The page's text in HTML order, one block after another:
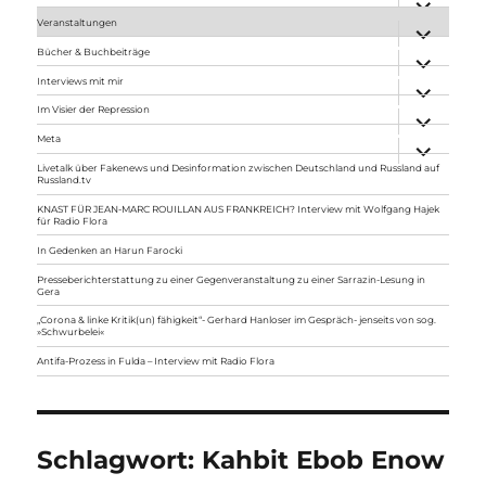
Veranstaltungen
anzeigen
Bücher & Buchbeiträge
anzeigen
Interviews mit mir
anzeigen
Im Visier der Repression
anzeigen
Meta
anzeigen
Livetalk über Fakenews und Desinformation zwischen Deutschland und Russland auf
Russland.tv
KNAST FÜR JEAN-MARC ROUILLAN AUS FRANKREICH? Interview mit Wolfgang Hajek
für Radio Flora
In Gedenken an Harun Farocki
Presseberichterstattung zu einer Gegenveranstaltung zu einer Sarrazin-Lesung in
Gera
„Corona & linke Kritik(un) fähigkeit“- Gerhard Hanloser im Gespräch- jenseits von sog.
»Schwurbelei«
Antifa-Prozess in Fulda – Interview mit Radio Flora
Schlagwort: Kahbit Ebob Enow